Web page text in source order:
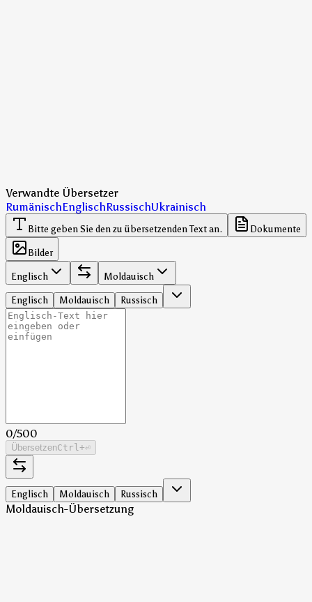
Verwandte Übersetzer
RumänischEnglischRussischUkrainisch
Bitte geben Sie den zu übersetzenden Text an.
Dokumente
Bilder
Englisch
Moldauisch
Englisch
Moldauisch Russisch
0/500
ÜbersetzenCtrl +⏎
Englisch Moldauisch Russisch
Moldauisch-Übersetzung